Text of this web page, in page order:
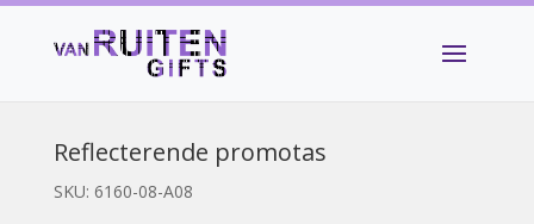
Reflecterende promotas
SKU: 6160-08-A08